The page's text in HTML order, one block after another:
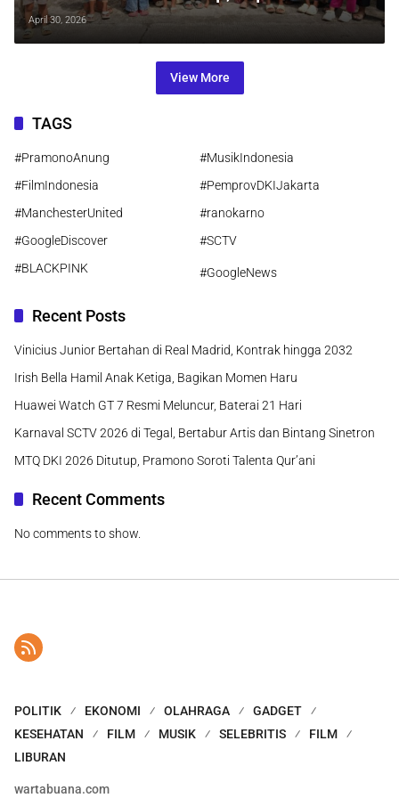
Negara”
April 30, 2026
View More
TAGS
#PramonoAnung
#MusikIndonesia
#FilmIndonesia
#PemprovDKIJakarta
#ManchesterUnited
#ranokarno
#GoogleDiscover
#SCTV
#BLACKPINK
#GoogleNews
Recent Posts
Vinicius Junior Bertahan di Real Madrid, Kontrak hingga 2032
Irish Bella Hamil Anak Ketiga, Bagikan Momen Haru
Huawei Watch GT 7 Resmi Meluncur, Baterai 21 Hari
Karnaval SCTV 2026 di Tegal, Bertabur Artis dan Bintang Sinetron
MTQ DKI 2026 Ditutup, Pramono Soroti Talenta Qur’ani
Recent Comments
No comments to show.
POLITIK EKONOMI OLAHRAGA
GADGET
KESEHATAN
FILM MUSIK SELEBRITIS
FILM
LIBURAN
wartabuana.com